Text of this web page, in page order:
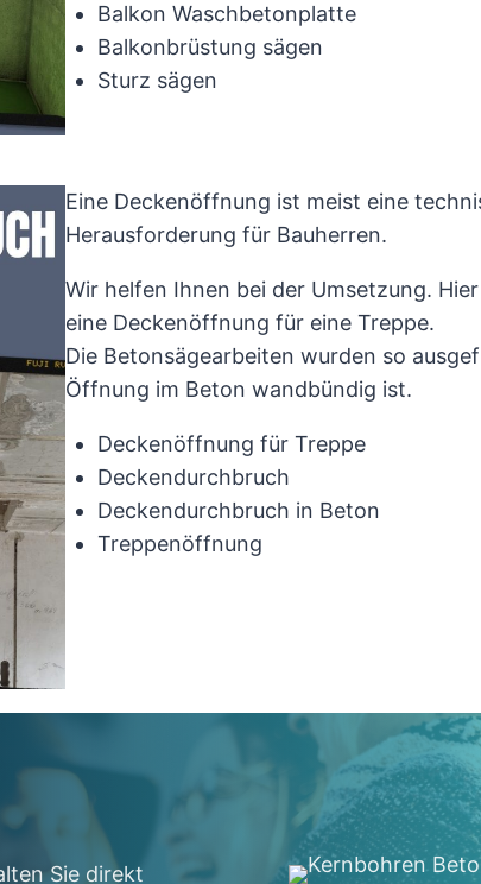
Balkon Waschbetonplatte
Balkonbrüstung sägen
Sturz sägen
Eine Deckenöffnung ist meist eine
Herausforderung für Bauherren.
Wir helfen Ihnen bei der Umsetzung.
eine Deckenöffnung für eine Treppe.
Die Betonsägearbeiten wurden so
Öffnung im Beton wandbündig ist.
Deckenöffnung für Treppe
Deckendurchbruch
Deckendurchbruch in Beton
Treppenöffnung
Sie direkt